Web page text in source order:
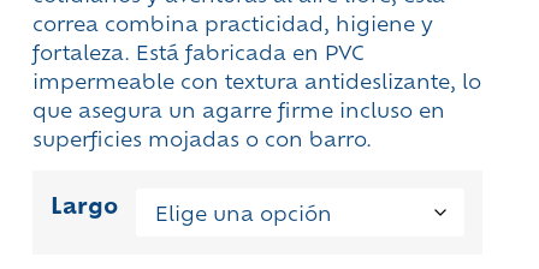
correa combina practicidad, higiene y
fortaleza. Está fabricada en PVC
impermeable con textura antideslizante, lo
que asegura un agarre firme incluso en
superficies mojadas o con barro.
Largo